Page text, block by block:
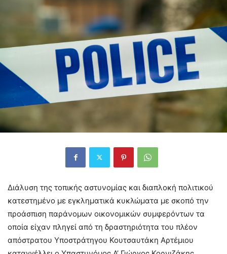
Διάλυση της τοπικής αστυνομίας και διαπλοκή πολιτικού
κατεστημένο με εγκληματικά κυκλώματα με σκοπό την
προάσπιση παράνομων οικονομικών συμφερόντων τα
οποία είχαν πληγεί από τη δραστηριότητα του πλέον
απόστρατου Υποστράτηγου Κουτσαυτάκη Αρτέμιου